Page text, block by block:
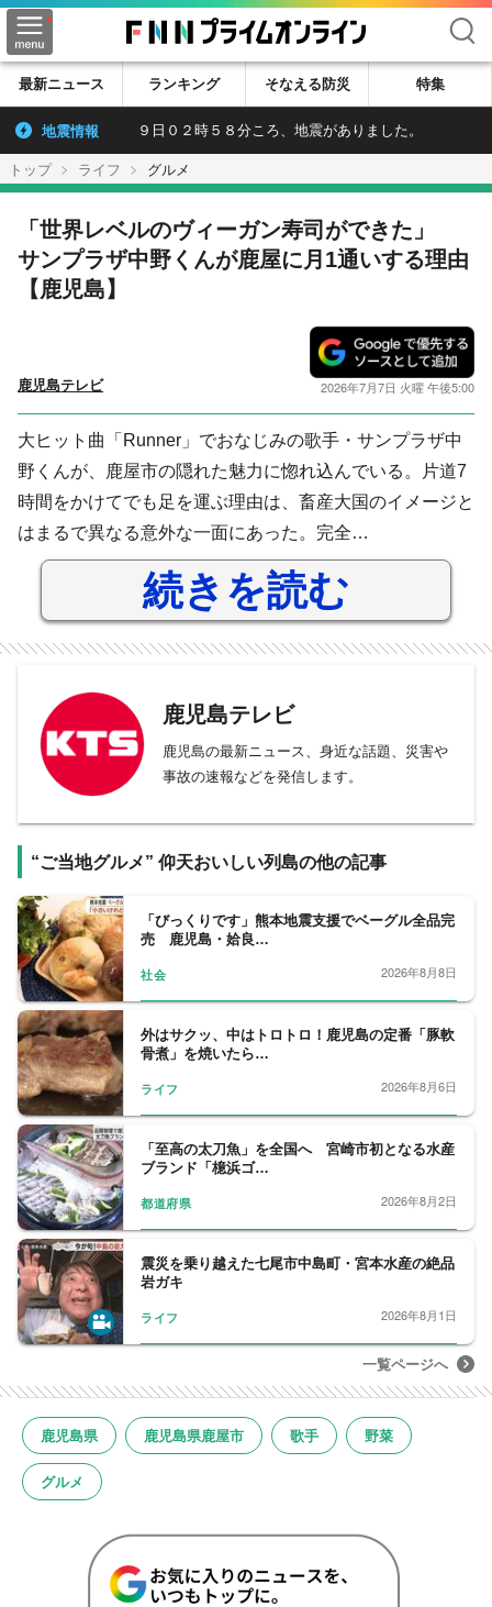
検索
最新ニュース ランキング そなえる防災 特集
地震情報 ９日０２時５８分ころ、地震がありました。
トップ ライフ グルメ
「世界レベルのヴィーガン寿司ができた」
サンプラザ中野くんが鹿屋に月1通いする理由
【鹿児島】
鹿児島テレビ 2026年7月7日 火曜 午後5:00
大ヒット曲「Runner」でおなじみの歌手・サンプラザ中
野くんが、鹿屋市の隠れた魅力に惚れ込んでいる。片道7
時間をかけてでも足を運ぶ理由は、畜産大国のイメージと
はまるで異なる意外な一面にあった。完全…
続きを読む
鹿児島テレビ
鹿児島の最新ニュース、身近な話題、災害や
事故の速報などを発信します。
“ご当地グルメ” 仰天おいしい列島の他の記事
「びっくりです」熊本地震支援でベーグル全品完
売 鹿児島・姶良…
社会 2026年8月8日
外はサクッ、中はトロトロ！鹿児島の定番「豚軟
骨煮」を焼いたら…
ライフ 2026年8月6日
「至高の太刀魚」を全国へ 宮崎市初となる水産
ブランド「檍浜ゴ…
都道府県 2026年8月2日
震災を乗り越えた七尾市中島町・宮本水産の絶品
岩ガキ
ライフ 2026年8月1日
一覧ページへ
鹿児島県 鹿児島県鹿屋市 歌手 野菜
グルメ